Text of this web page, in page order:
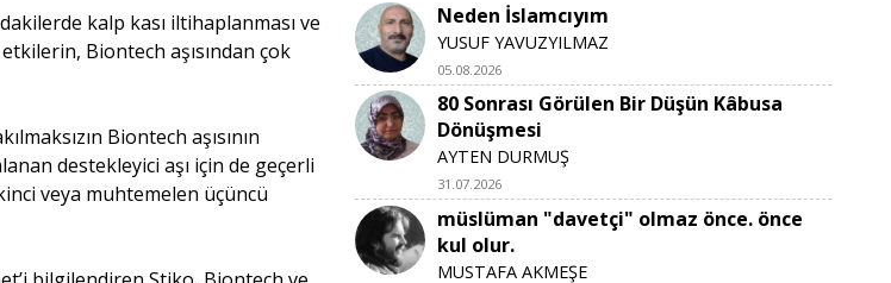
kalp kası iltihaplanması ve
Biontech aşısından çok
Biontech aşısının
destekleyici aşı için de geçerli
veya muhtemelen üçüncü
Neden İslamcıyım
YUSUF YAVUZYILMAZ
05.08.2026
80 Sonrası Görülen Bir Düşün Kâbusa
Dönüşmesi
AYTEN DURMUŞ
31.07.2026
müslüman "davetçi" olmaz önce. önce
kul olur.
MUSTAFA AKMEŞE